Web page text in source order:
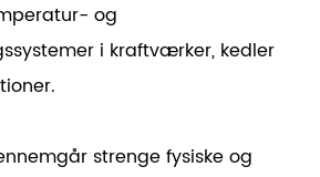
og
i kraftværker, kedler
strenge fysiske og